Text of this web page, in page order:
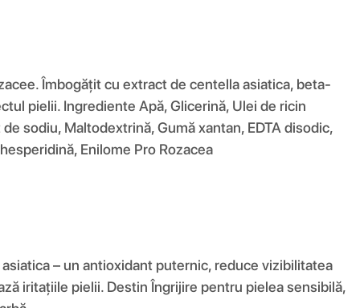
Îmbogățit cu extract de centella asiatica, beta-
pielii. Ingrediente Apă, Glicerină, Ulei de ricin
sodiu, Maltodextrină, Gumă xantan, EDTA disodic,
Enilome Pro Rozacea
– un antioxidant puternic, reduce vizibilitatea
iritațiile pielii. Destin Îngrijire pentru pielea sensibilă,